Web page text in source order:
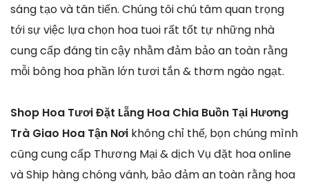
sáng tạo và tân tiến. Chúng tôi chú tâm quan trọng
tới sự việc lựa chọn hoa tuoi rất tốt tự những nhà
cung cấp đáng tin cậy nhằm đảm bảo an toàn rằng
mỗi bông hoa phần lớn tươi tắn & thơm ngào ngạt.
Shop Hoa Tươi Đặt Lẵng Hoa Chia Buồn Tại Hương
Trà Giao Hoa Tận Nơi không chỉ thế, bọn chúng mình
cũng cung cấp Thương Mại & dịch Vụ đặt hoa online
và Ship hàng chóng vánh, bảo đảm an toàn rằng hoa